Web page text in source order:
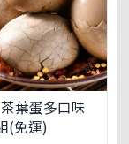
茶葉蛋多口味
(免運)